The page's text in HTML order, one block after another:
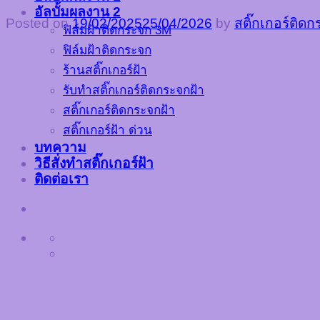
อัลบั้มผลงาน 2
ฟิล์มฝ้าติดกระจก 3M
ฟิล์มฝ้าติดกระจก
ร้านสติ๊กเกอร์ฝ้า
รับทำสติ๊กเกอร์ติดกระจกฝ้า
สติ๊กเกอร์ติดกระจกฝ้า
สติ๊กเกอร์ฝ้า ด่วน
บทความ
วิธีสั่งทำสติ๊กเกอร์ฝ้า
ติดต่อเรา
Posted on19/02/202525/04/2026 by สติ๊กเกอร์ติดก